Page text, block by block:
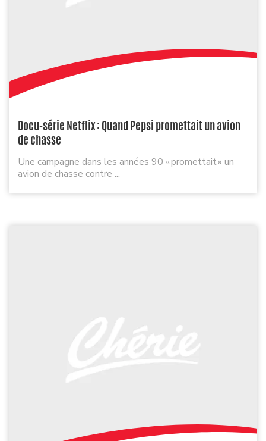
Docu-série Netflix : Quand Pepsi promettait un avion
de chasse
Une campagne dans les années 90 « promettait » un
avion de chasse contre ...